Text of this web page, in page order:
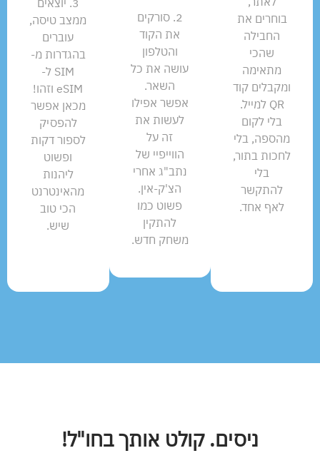
בוחרים את
החבילה
שהכי
מתאימה
ומקבלים קוד
QR למייל.
בלי לקום
מהספה, בלי
לחכות בתור,
בלי
להתקשר
לאף אחד.
2. סורקים
את הקוד
והטלפון
עושה את כל
השאר.
אפשר אפילו
לעשות את
זה על
הווייפיי של
נתב"ג אחרי
הצ'ק-אין.
פשוט כמו
להתקין
משחק חדש.
ממצב טיסה,
עוברים
בהגדרות מ-
SIM ל-
eSIM וזהו!
מכאן אפשר
להפסיק
לספור דקות
ופשוט
ליהנות
מהאינטרנט
הכי טוב
שיש.
ניסים. קולט אותך בחו"ל!